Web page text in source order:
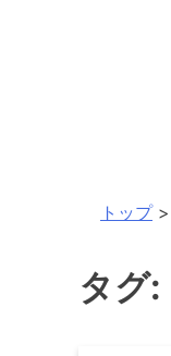
トップ
タグ: